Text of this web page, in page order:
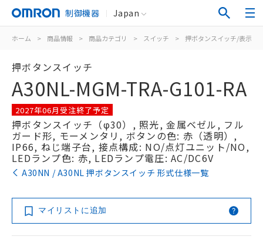
制御機器 Japan
ホーム > 商品情報 > 商品カテゴリ > スイッチ > 押ボタンスイッチ/表示灯
押ボタンスイッチ
A30NL-MGM-TRA-G101-RA
2027年06月受注終了予定
押ボタンスイッチ（φ30）, 照光, 金属ベゼル, フル
ガード形, モーメンタリ, ボタンの色: 赤（透明）,
IP66, ねじ端子台, 接点構成: NO/点灯ユニット/NO,
LEDランプ色: 赤, LEDランプ電圧: AC/DC6V
A30NN / A30NL 押ボタンスイッチ 形式仕様一覧
マイリストに追加